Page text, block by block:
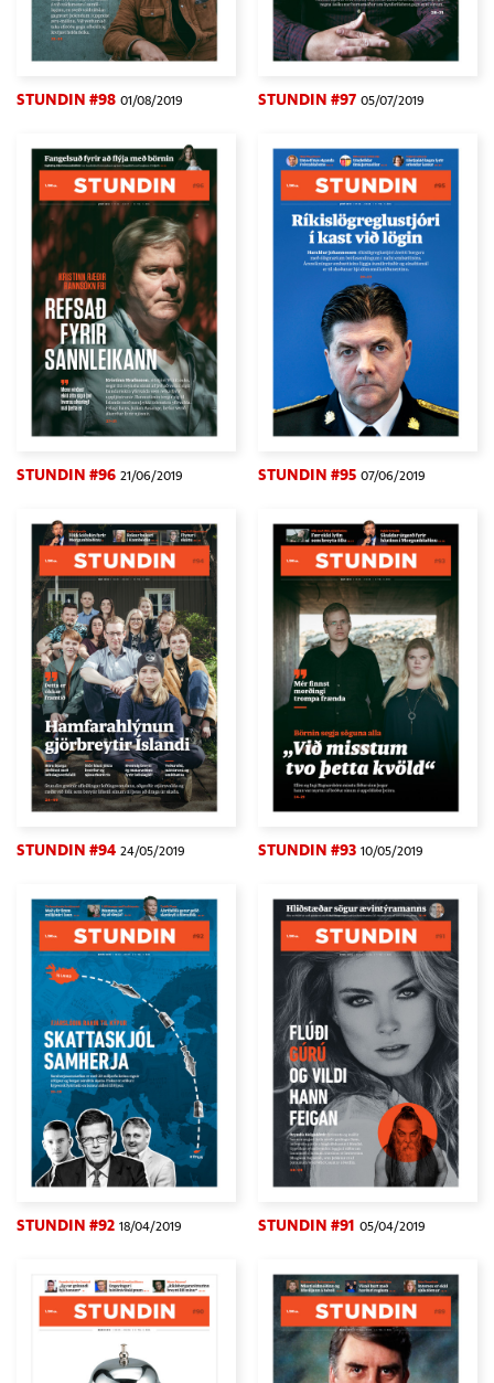
STUNDIN #98 01/08/2019 STUNDIN #97 05/07/2019
STUNDIN #96 21/06/2019 STUNDIN #95 07/06/2019
STUNDIN #94 24/05/2019 STUNDIN #93 10/05/2019
STUNDIN #92 18/04/2019 STUNDIN #91 05/04/2019